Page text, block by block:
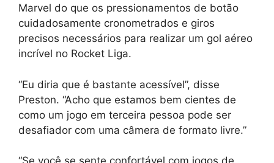
Marvel do que os pressionamentos de botão
cuidadosamente cronometrados e giros
precisos necessários para realizar um gol aéreo
incrível no Rocket Liga.
“Eu diria que é bastante acessível”, disse
Preston. “Acho que estamos bem cientes de
como um jogo em terceira pessoa pode ser
desafiador com uma câmera de formato livre.”